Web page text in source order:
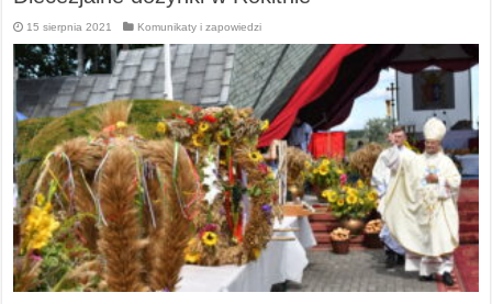
15 sierpnia 2021 Komunikaty i zapowiedzi